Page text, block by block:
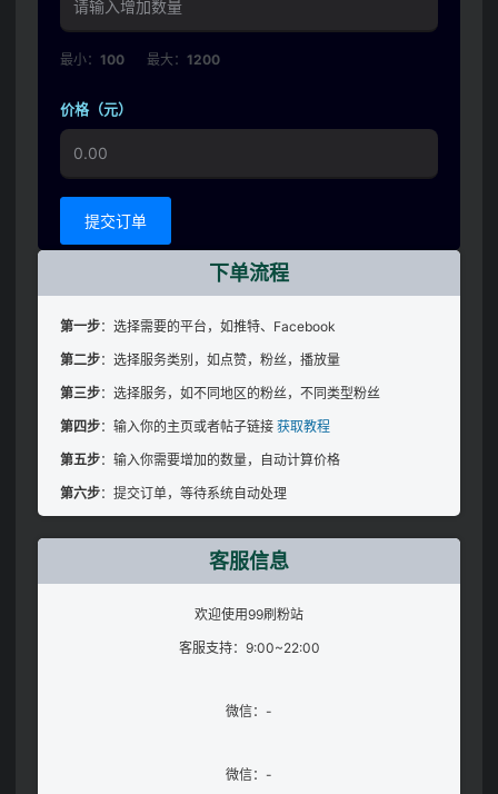
最小：100 最大：1200
价格（元）
提交订单
下单流程
第一步：选择需要的平台，如推特、Facebook
第二步：选择服务类别，如点赞，粉丝，播放量
第三步：选择服务，如不同地区的粉丝，不同类型粉丝
第四步：输入你的主页或者帖子链接获取教程
第五步：输入你需要增加的数量，自动计算价格
第六步：提交订单，等待系统自动处理
客服信息
欢迎使用99刷粉站
客服支持：9:00~22:00
微信：-
微信：-